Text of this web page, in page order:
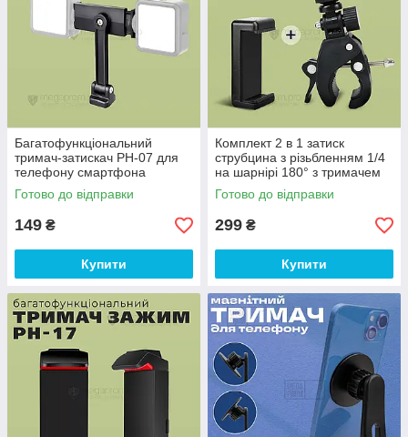
Багатофункціональний
тримач-затискач PH-07 для
телефону смартфона
кріплення на штатив
монопод
Готово до відправки
149 ₴
Купити
Комплект 2 в 1 затиск
струбцина з різьбленням 1/4
на шарнірі 180° з тримачем
для телефону для камер
смартфона
Готово до відправки
299 ₴
Купити